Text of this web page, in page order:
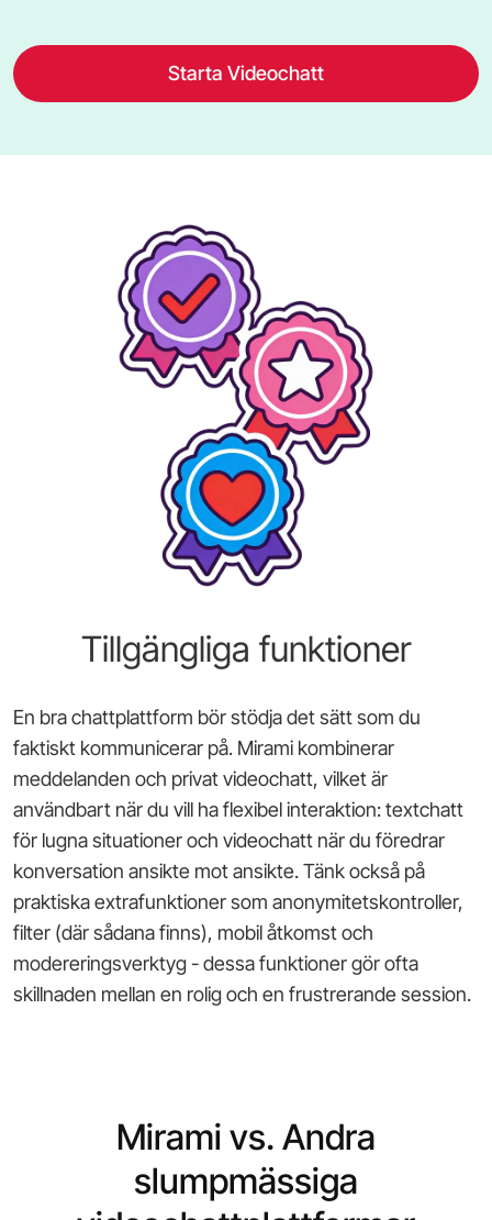
Starta Videochatt
Tillgängliga funktioner
En bra chattplattform bör stödja det sätt som du
faktiskt kommunicerar på. Mirami kombinerar
meddelanden och privat videochatt, vilket är
användbart när du vill ha flexibel interaktion: textchatt
för lugna situationer och videochatt när du föredrar
konversation ansikte mot ansikte. Tänk också på
praktiska extrafunktioner som anonymitetskontroller,
filter (där sådana finns), mobil åtkomst och
modereringsverktyg - dessa funktioner gör ofta
skillnaden mellan en rolig och en frustrerande session.
Mirami vs. Andra
slumpmässiga